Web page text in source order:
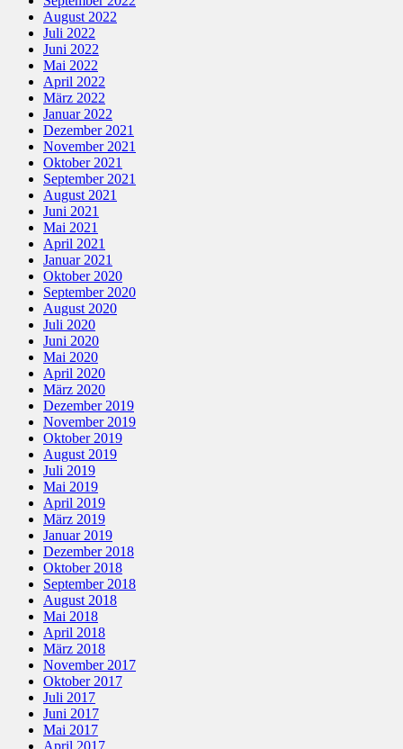
August 2022
Juli 2022
Juni 2022
Mai 2022
April 2022
März 2022
Januar 2022
Dezember 2021
November 2021
Oktober 2021
September 2021
August 2021
Juni 2021
Mai 2021
April 2021
Januar 2021
Oktober 2020
September 2020
August 2020
Juli 2020
Juni 2020
Mai 2020
April 2020
März 2020
Dezember 2019
November 2019
Oktober 2019
August 2019
Juli 2019
Mai 2019
April 2019
März 2019
Januar 2019
Dezember 2018
Oktober 2018
September 2018
August 2018
Mai 2018
April 2018
März 2018
November 2017
Oktober 2017
Juli 2017
Juni 2017
Mai 2017
April 2017